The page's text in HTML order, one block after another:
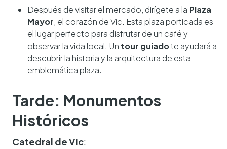
Después de visitar el mercado, dirígete a la Plaza
Mayor, el corazón de Vic. Esta plaza porticada es
el lugar perfecto para disfrutar de un café y
observar la vida local. Un tour guiadote ayudará a
descubrir la historia y la arquitectura de esta
emblemática plaza.
Tarde: Monumentos
Históricos
Catedral de Vic: